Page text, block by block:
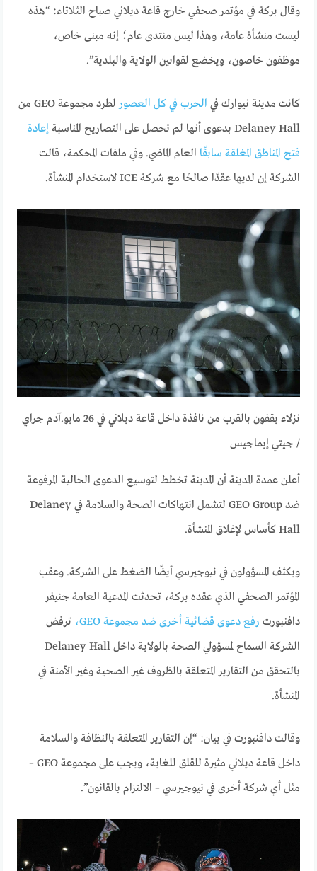
وقال بركة في مؤتمر صحفي خارج قاعة ديلاني صباح الثلاثاء: “هذه
ليست منشأة عامة، وهذا ليس منتدى عام؛ إنه مبنى خاص،
موظفون خاصون، ويخضع لقوانين الولاية والبلدية”.
كانت مدينة نيوارك في الحرب في كل العصور
لطرد مجموعة GEO من
Delaney Hall بدعوى أنها لم تحصل على التصاريح المناسبة
إعادة
فتح المناطق المغلقة سابقًا العام الماضي. وفي ملفات المحكمة، قالت
الشركة إن لديها عقدًا صالحًا مع شركة ICE لاستخدام المنشأة.
نزلاء يقفون بالقرب من نافذة داخل قاعة ديلاني في 26 مايو.
آدم جراي
/ جيتي إيماجيس
أعلن عمدة المدينة أن المدينة تخطط لتوسيع الدعوى الحالية المرفوعة
ضد GEO Group لتشمل انتهاكات الصحة والسلامة في Delaney
Hall كأساس لإغلاق المنشأة.
ويكثف المسؤولون في نيوجيرسي أيضًا الضغط على الشركة. وعقب
المؤتمر الصحفي الذي عقده بركة، تحدثت المدعية العامة جنيفر
دافنبورت رفع دعوى قضائية أخرى ضد مجموعة GEO،
ترفض
الشركة السماح لمسؤولي الصحة بالولاية داخل Delaney Hall
بالتحقق من التقارير المتعلقة بالظروف غير الصحية وغير الآمنة في
المنشأة.
وقالت دافنبورت في بيان: “إن التقارير المتعلقة بالنظافة والسلامة
داخل قاعة ديلاني مثيرة للقلق للغاية، ويجب على مجموعة GEO –
مثل أي شركة أخرى في نيوجيرسي – الالتزام بالقانون”.